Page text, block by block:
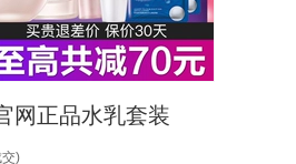
网正品水乳套装
)